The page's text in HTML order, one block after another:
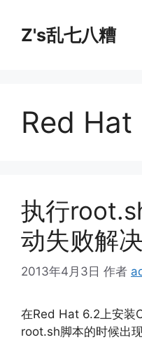
Z's乱七八糟
Red Hat
执行
动失败解
2013年4月3日 作者
在Red Hat 6.2上安装
root.sh脚本的时候出